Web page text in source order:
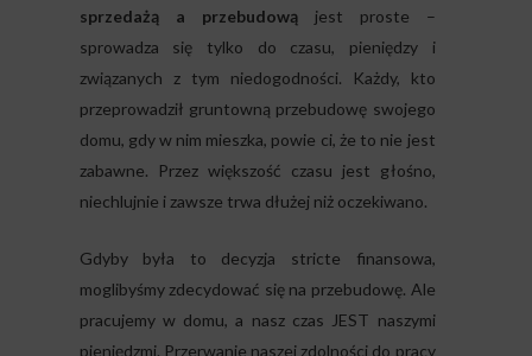
sprzedażą a przebudowąjest proste –
sprowadza się tylko do czasu, pieniędzy i
związanych z tym niedogodności. Każdy, kto
przeprowadził gruntowną przebudowę swojego
domu, gdy w nim mieszka, powie ci, że to nie jest
zabawne. Przez większość czasu jest głośno,
niechlujnie i zawsze trwa dłużej niż oczekiwano.
Gdyby była to decyzja stricte finansowa,
moglibyśmy zdecydować się na przebudowę. Ale
pracujemy w domu, a nasz czas JEST naszymi
pieniędzmi. Przerwanie naszej zdolności do pracy